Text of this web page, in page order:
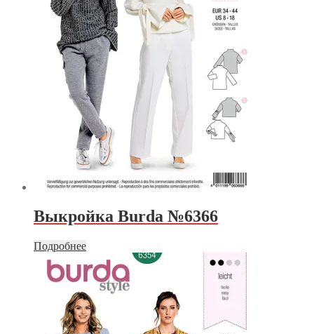
Выкройка Burda №6366
Подробнее